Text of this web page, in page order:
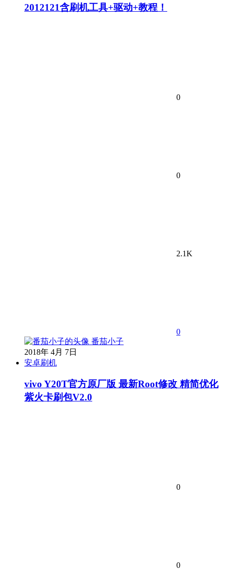
2012121含刷机工具+驱动+教程！
0
0
2.1K
0
番茄小子
2018年 4月 7日
安卓刷机
vivo Y20T官方原厂版 最新Root修改 精简优化
紫火卡刷包V2.0
0
0